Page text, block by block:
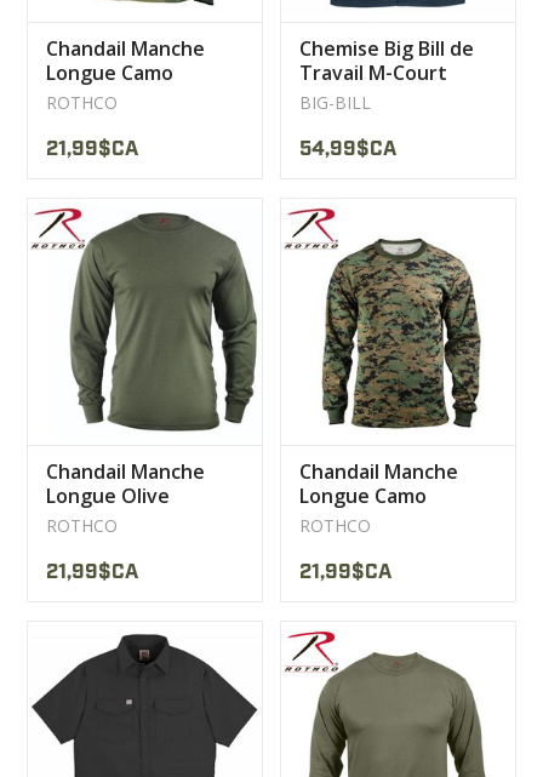
Chandail Manche
Longue Camo
Woodland
ROTHCO
21,99$CA
Chemise Big Bill de
Travail M-Court
Navy
BIG-BILL
54,99$CA
Chandail Manche
Longue Olive
ROTHCO
21,99$CA
Chandail Manche
Longue Camo
Marpat
ROTHCO
21,99$CA